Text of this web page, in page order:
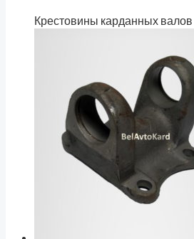
Крестовины карданных валов